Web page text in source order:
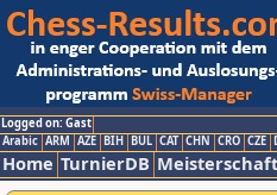
Logged on: Gast
Arabic ARM AZE BIH BUL CAT CHN CRO CZE
Home TurnierDB Meisterschaft